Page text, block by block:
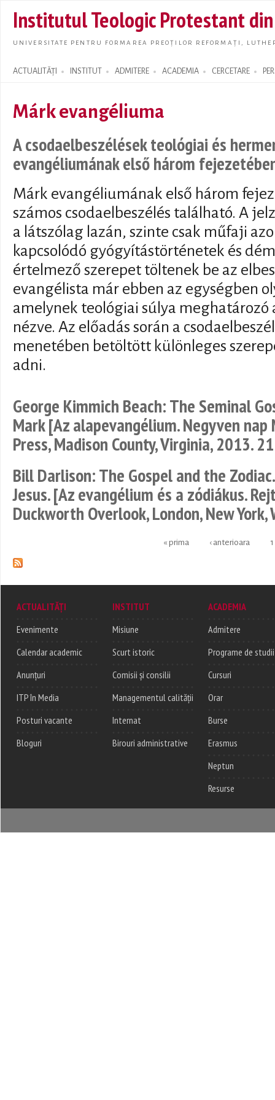
main
Institutul Teologic Protestant
UNIVERSITATE PENTRU FORMAREA PREOȚILOR REFORMAȚI,
ACTUALITĂȚI INSTITUT ADMITERE ACADEMIA CERCETARE
Search form
Márk evangéliuma
A csodaelbeszélések teológiai és
evangéliumának első három
Márk evangéliumának első három
számos csodaelbeszélés található. A
a látszólag lazán, szinte csak műfaji
kapcsolódó gyógyítástörténetek és
értelmező szerepet töltenek be az
evangélista már ebben az egységben
amelynek teológiai súlya meghatározó
nézve. Az előadás során a
menetében betöltött különleges
adni.
George Kimmich Beach: The Seminal
Mark [Az alapevangélium. Negyven
Press, Madison County, Virginia, 2013.
Bill Darlison: The Gospel and the
Jesus. [Az evangélium és a zódiákus.
Duckworth Overlook, London, New York,
« prima ‹ anterioara 1
ACTUALITĂȚI
Evenimente
Calendar academic
Anunțuri
ITP în Media
Posturi vacante
Bloguri
INSTITUT
Misiune
Scurt istoric
Comisii și consilii
Managementul calității
Internat
Birouri administrative
ACADEMIA
Admitere
Programe de studii
Cursuri
Orar
Burse
Erasmus
Neptun
Resurse